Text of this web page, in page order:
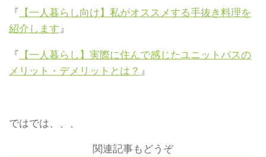
『 【一人暮らし向け】私がオススメする手抜き料理を
紹介します』
『 【一人暮らし】実際に住んで感じたユニットバスの
メリット・デメリットとは？ 』
ではでは、、、
関連記事もどうぞ